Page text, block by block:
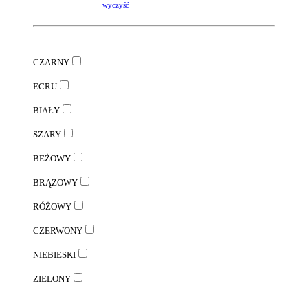
wyczyść
CZARNY
ECRU
BIAŁY
SZARY
BEŻOWY
BRĄZOWY
RÓŻOWY
CZERWONY
NIEBIESKI
ZIELONY